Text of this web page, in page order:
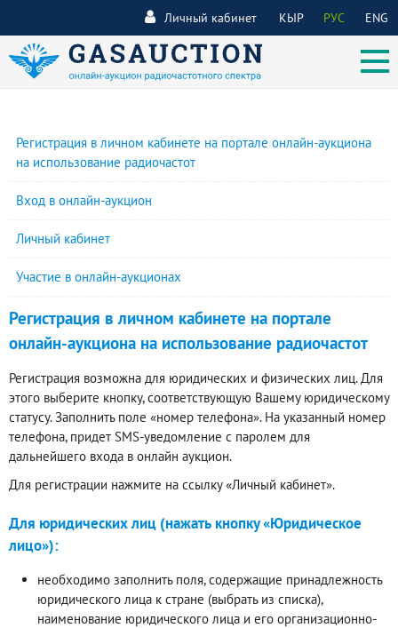
КЫР РУС ENG
Личный кабинет
Регистрация в личном кабинете на портале онлайн-аукциона
на использование радиочастот
Вход в онлайн-аукцион
Личный кабинет
Участие в онлайн-аукционах
Регистрация в личном кабинете на портале
онлайн-аукциона на использование радиочастот
Регистрация возможна для юридических и физических лиц. Для
этого выберите кнопку, соответствующую Вашему юридическому
статусу. Заполнить поле «номер телефона». На указанный номер
телефона, придет SMS-уведомление с паролем для
дальнейшего входа в онлайн аукцион.
Для регистрации нажмите на ссылку «Личный кабинет».
Для юридических лиц (нажать кнопку «Юридическое
лицо»):
необходимо заполнить поля, содержащие принадлежность
юридического лица к стране (выбрать из списка),
наименование юридического лица и его организационно-